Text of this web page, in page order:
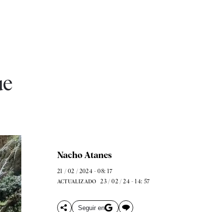
Nacho Atanes
21 / 02 / 2024 - 08: 17
ACTUALIZADO 23 / 02 / 24 - 14: 57
Seguir en